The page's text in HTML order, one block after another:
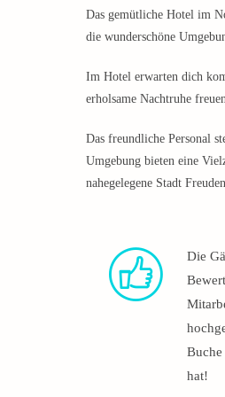
Das gemütliche Hotel im
die wunderschöne
Im Hotel erwarten dich
erholsame Nachtruhe
Das freundliche Personal
Umgebung bieten eine
nahegelegene Stadt
Die
Buche
hat!